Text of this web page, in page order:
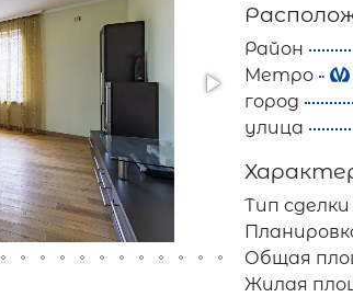
Район
Метро
город
улица
Тип сделки
Общая
Жилая